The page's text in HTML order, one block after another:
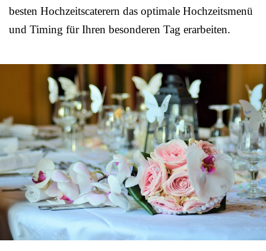
besten Hochzeitscaterern das optimale Hochzeitsmenü
und Timing für Ihren besonderen Tag erarbeiten.